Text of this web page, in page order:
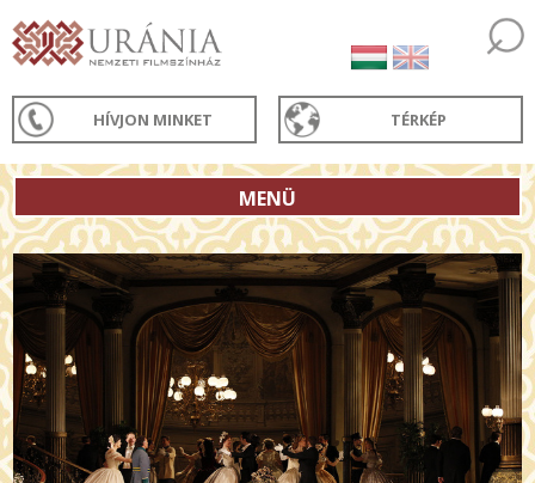
HÍVJON MINKET TÉRKÉP
MENÜ